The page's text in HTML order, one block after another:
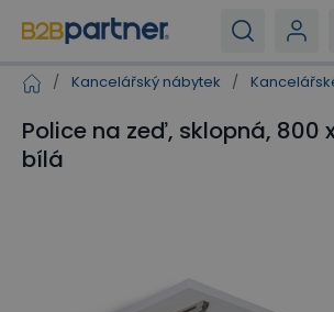
/ Kancelářský nábytek /
Police na zeď, sklopná, 800
bílá